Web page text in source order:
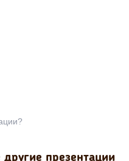
презентации